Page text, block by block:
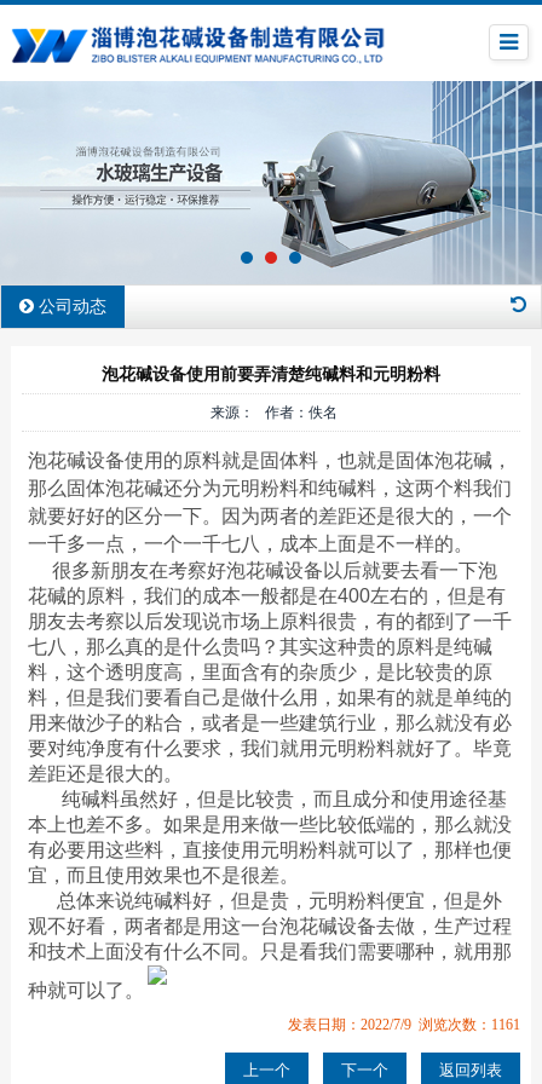
公司动态
泡花碱设备使用前要弄清楚纯碱料和元明粉料
来源： 作者：佚名
泡花碱设备使用的原料就是固体料，也就是固体泡花碱，
那么固体泡花碱还分为元明粉料和纯碱料，这两个料我们
就要好好的区分一下。因为两者的差距还是很大的，一个
一千多一点，一个一千七八，成本上面是不一样的。
很多新朋友在考察好泡花碱设备以后就要去看一下泡
花碱的原料，我们的成本一般都是在400左右的，但是有
朋友去考察以后发现说市场上原料很贵，有的都到了一千
七八，那么真的是什么贵吗？其实这种贵的原料是纯碱
料，这个透明度高，里面含有的杂质少，是比较贵的原
料，但是我们要看自己是做什么用，如果有的就是单纯的
用来做沙子的粘合，或者是一些建筑行业，那么就没有必
要对纯净度有什么要求，我们就用元明粉料就好了。毕竟
差距还是很大的。
纯碱料虽然好，但是比较贵，而且成分和使用途径基
本上也差不多。如果是用来做一些比较低端的，那么就没
有必要用这些料，直接使用元明粉料就可以了，那样也便
宜，而且使用效果也不是很差。
总体来说纯碱料好，但是贵，元明粉料便宜，但是外
观不好看，两者都是用这一台泡花碱设备去做，生产过程
和技术上面没有什么不同。只是看我们需要哪种，就用那
种就可以了。
发表日期：2022/7/9 浏览次数：1161
上一个 下一个 返回列表